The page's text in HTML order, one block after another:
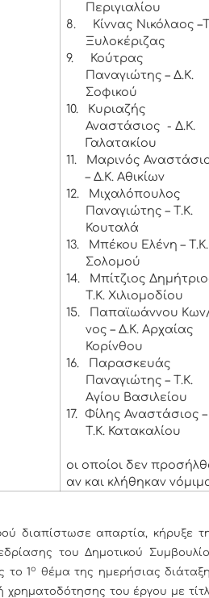
Περιγιαλίου
8.
Κίννας Νικόλαος
Ξυλοκέριζας
9.
Κούτρας
Παναγιώτης – Δ.Κ.
Σοφικού
10.
Κυριαζής
Αναστάσιος - Δ.Κ.
Γαλατακίου
11.
Μαρινός
– Δ.Κ. Αθικίων
12.
Μιχαλόπουλος
Παναγιώτης – Τ.Κ.
Κουταλά
13.
Μπέκου Ελένη –
Σολομού
14.
Μπίτζιος
Τ.Κ. Χιλιομοδίου
15.
Παπαϊωάννου
νος – Δ.Κ. Αρχαίας
Κορίνθου
16.
Παρασκευάς
Παναγιώτης – Τ.Κ.
Αγίου Βασιλείου
17.
Φίλης Αναστάσιος –
Τ.Κ. Κατακαλίου
οι οποίοι δεν
αν και κλήθηκαν
διαπίστωσε απαρτία, κήρυξε
του Δημοτικού
το 1ο
θέμα της ημερήσιας
χρηματοδότησης του έργου με